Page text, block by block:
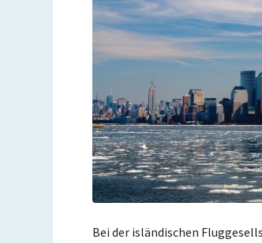
Bei der isländischen